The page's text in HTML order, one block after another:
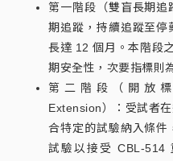
第一階段（雙盲長期
期追蹤，持續追蹤至停
長達 12 個月。本階段
期安全性，次要指標則
第二階段（開放
Extension）：受試者
合特定的試驗納入條
試驗以接受 CBL-514